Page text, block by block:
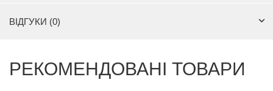
ВІДГУКИ (0)
РЕКОМЕНДОВАНІ ТОВАРИ